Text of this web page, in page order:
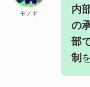
モノギ
内
の
部
制